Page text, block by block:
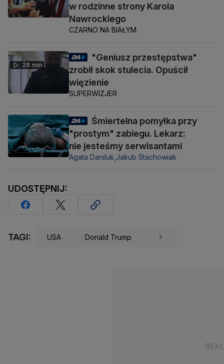
w rodzinne strony Karola
Nawrockiego
CZARNO NA BIAŁYM
28 min
"Geniusz przestępstwa"
zrobił skok stulecia. Opuścił
więzienie
SUPERWIZJER
Śmiertelna pomyłka przy
"prostym" zabiegu. Lekarz:
nie jesteśmy serwisantami
Agata Daniluk,Jakub Stachowiak
UDOSTĘPNIJ:
TAGI: USA Donald Trump